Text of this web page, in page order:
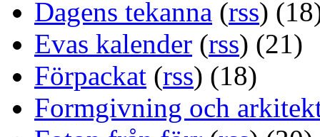
Dagens tekanna (rss)
Evas kalender (rss) (21)
Förpackat (rss) (18)
Formgivning och